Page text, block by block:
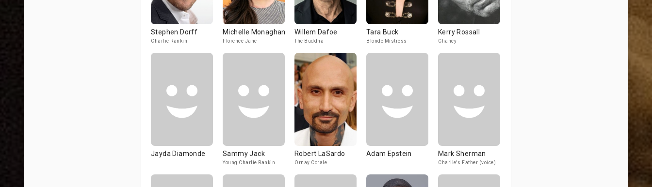
Stephen Dorff
Charlie Rankin
Michelle Monaghan
Florence Jane
Willem Dafoe
The Buddha
Tara Buck
Blonde Mistress
Kerry Rossall
Chaney
Jayda Diamonde Sammy Jack
Young Charlie Rankin
Robert LaSardo
Ornay Corale
Adam Epstein Mark Sherman
Charlie's Father (voice)